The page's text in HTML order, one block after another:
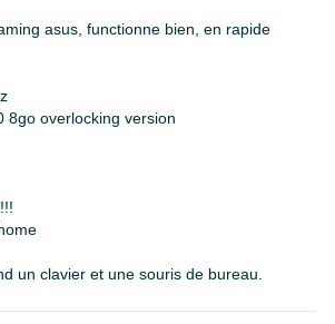
asus, functionne bien, en rapide
8go overlocking version
un clavier et une souris de bureau.